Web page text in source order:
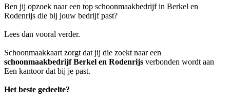
Ben jij opzoek naar een top schoonmaakbedrijf in Berkel en
Rodenrijs die bij jouw bedrijf past?
Lees dan vooral verder.
Schoonmaakkaart zorgt dat jij die zoekt naar een
schoonmaakbedrijf Berkel en Rodenrijs verbonden wordt aan
Een kantoor dat bij je past.
Het beste gedeelte?